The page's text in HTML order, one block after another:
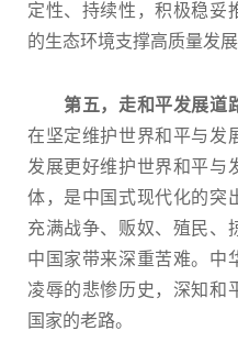
定性、持续性，积极稳妥
的生态环境支撑高质量发展
第五，走和平发展道
在坚定维护世界和平与发
发展更好维护世界和平与
体，是中国式现代化的突
充满战争、贩奴、殖民、
中国家带来深重苦难。中
凌辱的悲惨历史，深知和
国家的老路。